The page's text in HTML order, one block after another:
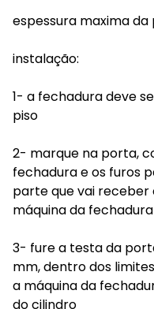
espessura maxima
instalação:
1- a fechadura deve
piso
2- marque na porta,
fechadura e os furos
parte que vai receber
máquina da fechadura
3- fure a testa da
mm, dentro dos
a máquina da
do cilindro